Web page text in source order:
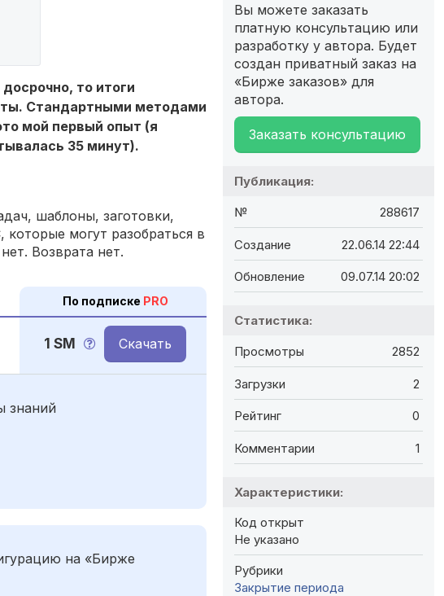
то итоги
Стандартными методами
мой первый опыт (я
35 минут).
шаблоны, заготовки,
могут разобраться в
Возврата нет.
По подписке PRO
1 SM Скачать
знаний
на «Бирже
Вы можете заказать
платную консультацию или
разработку у автора. Будет
создан приватный заказ на
«Бирже заказов» для
автора.
Заказать консультацию
Публикация:
№ 288617
Создание 22.06.14 22:44
Обновление 09.07.14 20:02
Статистика:
Просмотры 2852
Загрузки 2
Рейтинг 0
Комментарии 1
Характеристики:
Код открыт
Не указано
Рубрики
Закрытие периода